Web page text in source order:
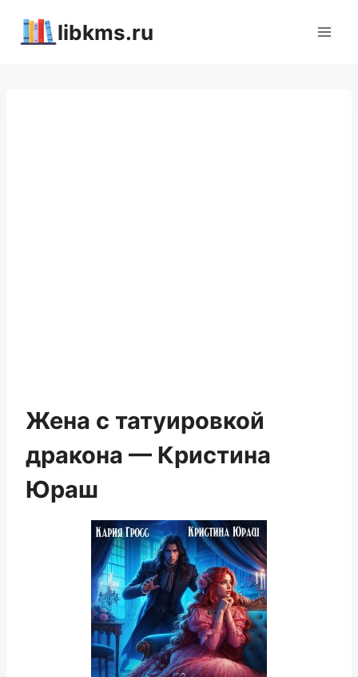
libkms.ru
Жена с татуировкой
дракона — Кристина
Юраш